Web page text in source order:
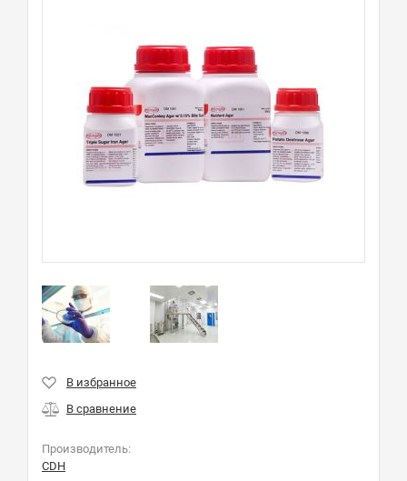
Производитель:
CDH